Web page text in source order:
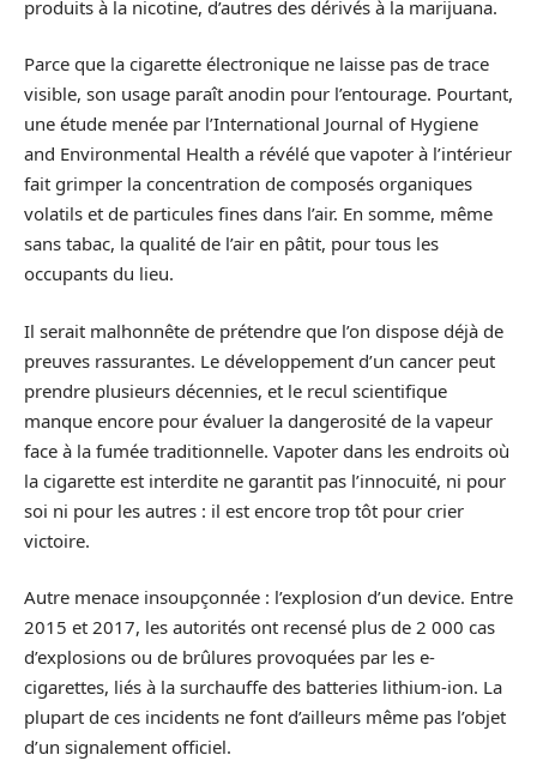
produits à la nicotine, d’autres des dérivés à la marijuana.
Parce que la cigarette électronique ne laisse pas de trace
visible, son usage paraît anodin pour l’entourage. Pourtant,
une étude menée par l’International Journal of Hygiene
and Environmental Health a révélé que vapoter à l’intérieur
fait grimper la concentration de composés organiques
volatils et de particules fines dans l’air. En somme, même
sans tabac, la qualité de l’air en pâtit, pour tous les
occupants du lieu.
Il serait malhonnête de prétendre que l’on dispose déjà de
preuves rassurantes. Le développement d’un cancer peut
prendre plusieurs décennies, et le recul scientifique
manque encore pour évaluer la dangerosité de la vapeur
face à la fumée traditionnelle. Vapoter dans les endroits où
la cigarette est interdite ne garantit pas l’innocuité, ni pour
soi ni pour les autres : il est encore trop tôt pour crier
victoire.
Autre menace insoupçonnée : l’explosion d’un device. Entre
2015 et 2017, les autorités ont recensé plus de 2 000 cas
d’explosions ou de brûlures provoquées par les e-
cigarettes, liés à la surchauffe des batteries lithium-ion. La
plupart de ces incidents ne font d’ailleurs même pas l’objet
d’un signalement officiel.